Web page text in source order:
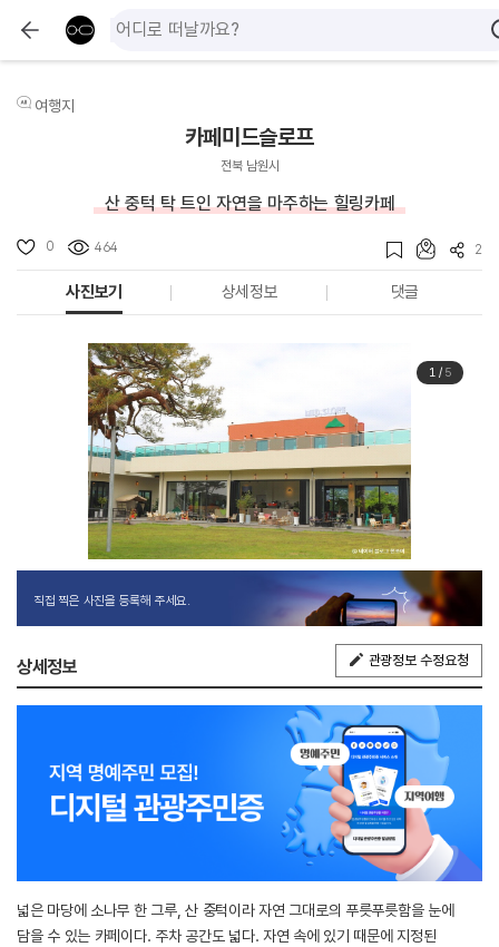
여행지
카페미드슬로프
전북 남원시
산 중턱 탁 트인 자연을 마주하는 힐링카페
0 464 2
사진보기 상세정보 댓글
1/ 5
직접 찍은 사진을 등록해 주세요.
상세정보 관광정보 수정요청
넓은 마당에 소나무 한 그루, 산 중턱이라 자연 그대로의 푸릇푸릇함을 눈에
담을 수 있는 카페이다. 주차 공간도 넓다. 자연 속에 있기 때문에 지정된